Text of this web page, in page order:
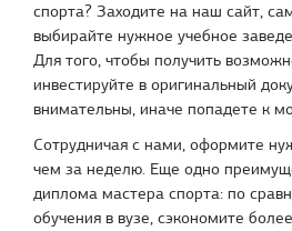
спорта? Заходите на наш сайт,
выбирайте нужное учебное
Для того, чтобы получить
инвестируйте в оригинальный
внимательны, иначе попадете к
Сотрудничая с нами, оформите
чем за неделю. Еще одно
диплома мастера спорта: по
обучения в вузе, сэкономите